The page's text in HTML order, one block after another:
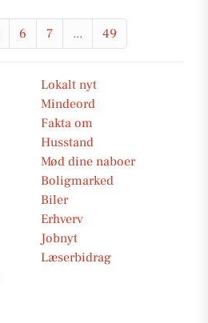
6 7 ... 49
Lokalt nyt
Mindeord
Fakta om
Husstand
Mød dine naboer
Boligmarked
Biler
Erhverv
Jobnyt
Læserbidrag